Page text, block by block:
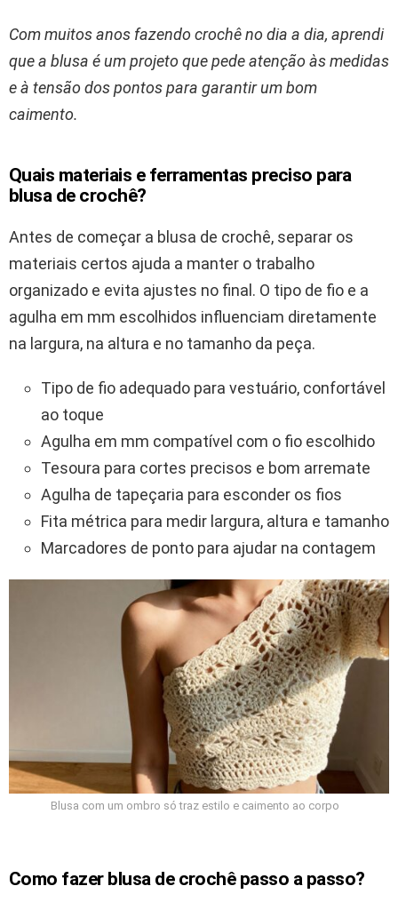
Com muitos anos fazendo crochê no dia a dia, aprendi
que a blusa é um projeto que pede atenção às medidas
e à tensão dos pontos para garantir um bom
caimento.
Quais materiais e ferramentas preciso para
blusa de crochê?
Antes de começar a blusa de crochê, separar os
materiais certos ajuda a manter o trabalho
organizado e evita ajustes no final. O tipo de fio e a
agulha em mm escolhidos influenciam diretamente
na largura, na altura e no tamanho da peça.
Tipo de fio adequado para vestuário, confortável
ao toque
Agulha em mm compatível com o fio escolhido
Tesoura para cortes precisos e bom arremate
Agulha de tapeçaria para esconder os fios
Fita métrica para medir largura, altura e tamanho
Marcadores de ponto para ajudar na contagem
Blusa com um ombro só traz estilo e caimento ao corpo
Como fazer blusa de crochê passo a passo?